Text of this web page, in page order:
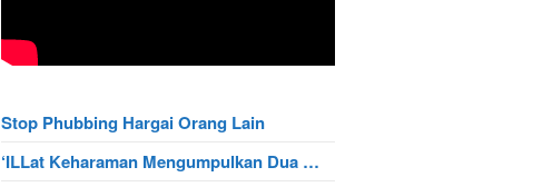
Stop Phubbing Hargai Orang Lain
‘ILLat Keharaman Mengumpulkan Dua …